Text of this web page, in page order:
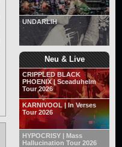
UNDARLIH
Neu & Live
CRIPPLED BLACK
PHOENIX | Sceaduhelm
Tour 2026
KARNIVOOL | In Verses
Tour 2026
HYPOCRISY | Mass
Hallucination Tour 2026